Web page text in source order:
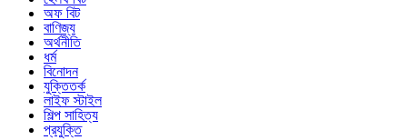
অফ বিট
বাণিজ্য
অর্থনীতি
ধর্ম
বিনোদন
যুক্তিতর্ক
লাইফ স্টাইল
শিল্প সাহিত্য
প্রযুক্তি